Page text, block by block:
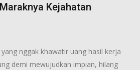
Kejahatan
nggak khawatir uang hasil kerja
demi mewujudkan impian, hilang